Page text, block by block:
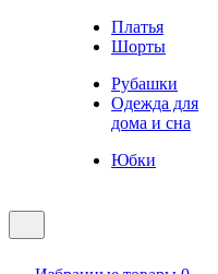
Платья
Шорты
Рубашки
Одежда для
дома и сна
Юбки